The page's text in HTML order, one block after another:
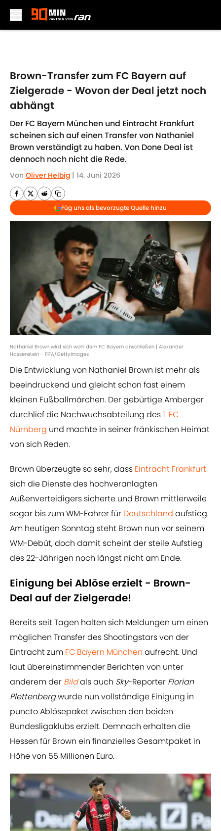
Brown-Transfer zum FC Bayern auf
Zielgerade - Wovon der Deal jetzt noch
abhängt
Der FC Bayern München und Eintracht Frankfurt
scheinen sich auf einen Transfer von Nathaniel
Brown verständigt zu haben. Von Done Deal ist
dennoch noch nicht die Rede.
Von Oliver Helbig | 14. Juni 2026
Füg uns als bevorzugte Quelle hinzu
Nathaniel Brown wird sich wohl dem FC Bayern anschließen | Alexander
Hassenstein - FIFA/GettyImages
Die Entwicklung von Nathaniel Brown ist mehr als
beeindruckend und gleicht schon fast einem
kleinen Fußballmärchen. Der gebürtige Amberger
durchlief die Nachwuchsabteilung des1. FC
Nürnberg und machte in seiner fränkischen Heimat
von sich Reden.
Brown überzeugte so sehr, dass Eintracht Frankfurt
sich die Dienste des hochveranlagten
Außenverteidigers sicherte und Brown mittlerweile
sogar bis zum WM-Fahrer für Deutschland aufstieg.
Am heutigen Sonntag steht Brown nun vor seinem
WM-Debüt, doch damit scheint der steile Aufstieg
des 22-Jährigen noch längst nicht am Ende.
Einigung bei Ablöse erzielt - Brown-
Deal auf der Zielgerade!
Bereits seit Tagen halten sich Meldungen um einen
möglichen Transfer des Shootingstars von der
Eintracht zum FC Bayern München aufrecht. Und
laut übereinstimmender Berichten von unter
anderem der Bildals auch Sky-Reporter Florian
Plettenbergwurde nun vollständige Einigung in
puncto Ablösepaket zwischen den beiden
Bundesligaklubs erzielt. Demnach erhalten die
Hessen für Brown ein finanzielles Gesamtpaket in
Höhe von 55 Millionen Euro.